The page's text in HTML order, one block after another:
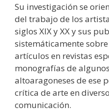
Su investigación se
del trabajo de los
siglos XIX y XX y sus
sistemáticamente
artículos en revistas
monografías de
altoaragoneses de ese
crítica de arte en
comunicación.